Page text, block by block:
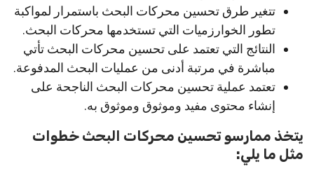
تتغير طرق تحسين محركات البحث باستمرار لمواكبة
تطور الخوارزميات التي تستخدمها محركات البحث.
النتائج التي تعتمد على تحسين محركات البحث تأتي
مباشرة في مرتبة أدنى من عمليات البحث المدفوعة.
تعتمد عملية تحسين محركات البحث الناجحة على
إنشاء محتوى مفيد وموثوق وموثوق به.
يتخذ ممارسو تحسين محركات البحث خطوات
مثل ما يلي: